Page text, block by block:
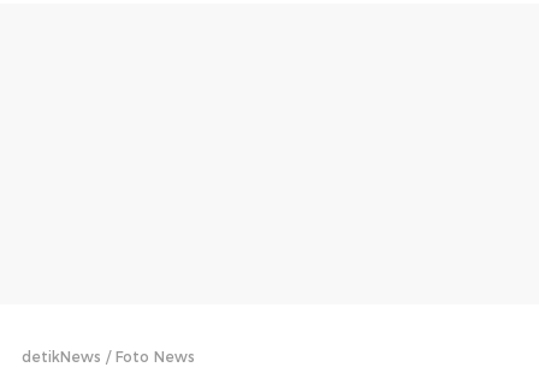
detikNews Foto News